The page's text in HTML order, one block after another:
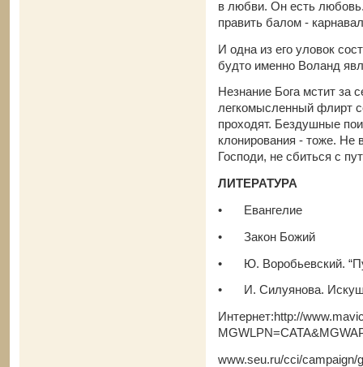
в любви. Он есть
править балом -
И одна из его уловок
будто именно Воланд
Незнание Бога мстит за
легкомысленный флирт
проходят. Бездушные
клонирования - тоже. Не
Господи, не сбиться с
ЛИТЕРАТУРА
•
Евангелие
•
Закон Божий
•
Ю. Воробьевский.
•
И. Силуянова.
Интернет:http://
www.seu.ru/cci/campaign/